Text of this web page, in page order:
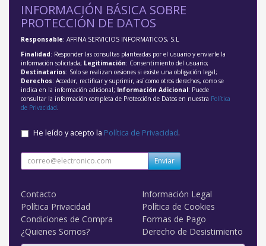
INFORMACIÓN BÁSICA SOBRE
PROTECCIÓN DE DATOS
Responsable: AFFINA SERVICIOS INFORMATICOS, S.L
Finalidad: Responder las consultas planteadas por el usuario y enviarle la
información solicitada; Legitimación: Consentimiento del usuario;
Destinatarios: Solo se realizan cesiones si existe una obligación legal;
Derechos: Acceder, rectificar y suprimir, así como otros derechos, como se
indica en la información adicional; Información Adicional: Puede
consultar la información completa de Protección de Datos en nuestra Política
de Privacidad
He leído y acepto la Política de Privacidad.
Enviar
Contacto
Información Legal
Política Privacidad
Política de Cookies
Condiciones de Compra
Formas de Pago
¿Quienes Somos?
Derecho de Desistimiento